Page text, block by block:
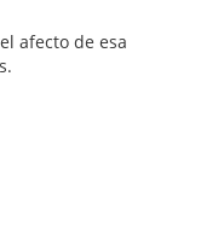
afecto de esa